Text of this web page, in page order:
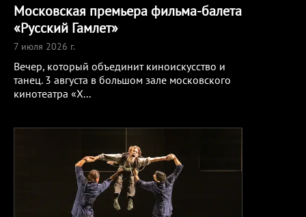
Московская премьера фильма-балета
«Русский Гамлет»
7 июля 2026 г.
Вечер, который объединит киноискусство и
танец. 3 августа в большом зале московского
кинотеатра «Х...